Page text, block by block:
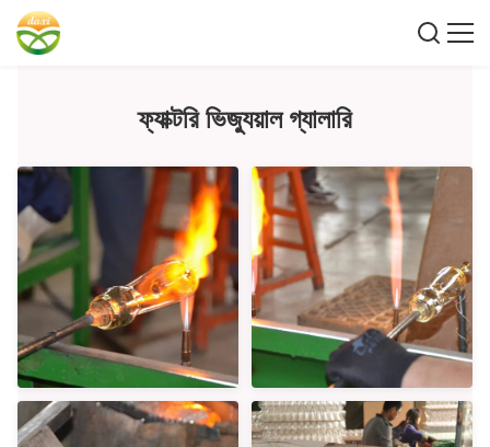
ফ্যাক্টরি ভিজ্যুয়াল গ্যালারি